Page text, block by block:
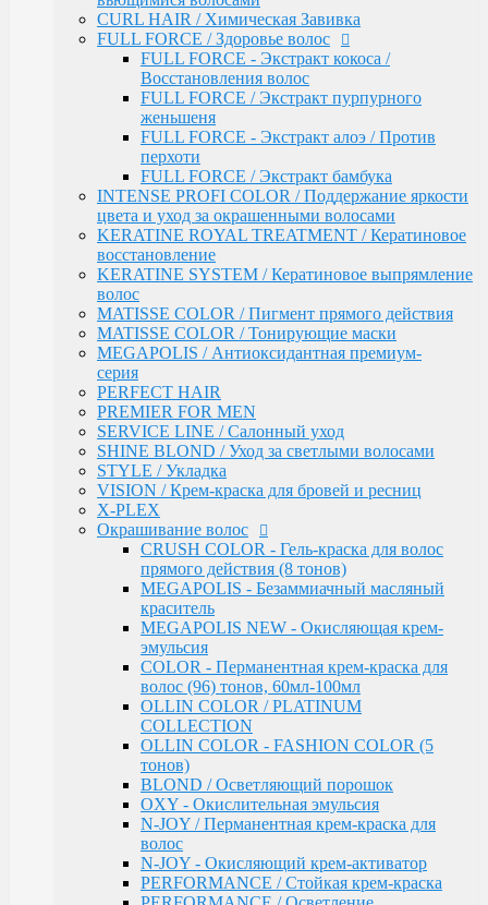
STYLE / Укладка
VISION / Крем-краска для бровей и ресниц
X-PLEX
Окрашивание волос
CRUSH COLOR - Гель-краска для волос
прямого действия (8 тонов)
MEGAPOLIS - Безаммиачный масляный
краситель
MEGAPOLIS NEW - Окисляющая крем-
эмульсия
COLOR - Перманентная крем-краска для
волос (96) тонов, 60мл-100мл
OLLIN COLOR / PLATINUM COLLECTION
OLLIN COLOR - FASHION COLOR (5
BLOND / Осветляющий порошок
OXY - Окислительная эмульсия
N-JOY / Перманентная крем-краска для
N-JOY - Окисляющий крем-активатор
PERFORMANCE / Стойкая крем-краска
PERFORMANCE / Осветление
PERFORMANCE / Окисляющая эмульсия
SILK TOUCH - Безаммиачный стойкий
краситель
SILK TOUCH - Безаммиачный
Осветляющий Крем
SILK TOUCH / Окисляющая Крем-Эмульсия
Fluid pre-color - Флюид-препигментатор
ARABIAN SPA / Сандал для волос и кожи голоаы
ARABIAN SPA / Сандал для тела
SKINCARE / Для лица
FAST SHADE / Краситель для волос и бороды
HAIR & BODY / Волосы & Тело
MY BEARD / Борода, Усы, Бритье
RE STYLE / Стайлинговые средства
Инструменты & Аксессуары
Парфюмерное мыло
Парфюмерия
Constant Delight
Repair / Для поврежденных волос
Лосьон для удаления красителя
5 Magic Oil / Уход и стайлинг
Fixing
Pre-Styling
CURL HAIR / Химическая Завивка
FULL FORCE / Здоровье волос
FULL FORCE - Экстракт кокоса /
Восстановления волос
FULL FORCE / Экстракт пурпурного
женьшеня
FULL FORCE - Экстракт алоэ / Против
перхоти
FULL FORCE / Экстракт бамбука
INTENSE PROFI COLOR / Поддержание яркости
цвета и уход за окрашенными волосами
KERATINE ROYAL TREATMENT / Кератиновое
восстановление
KERATINE SYSTEM / Кератиновое выпрямление
волос
MATISSE COLOR / Пигмент прямого действия
MATISSE COLOR / Тонирующие маски
MEGAPOLIS / Антиоксидантная премиум-
серия
PERFECT HAIR
PREMIER FOR MEN
SERVICE LINE / Салонный уход
SHINE BLOND / Уход за светлыми волосами
STYLE / Укладка
VISION / Крем-краска для бровей и ресниц
X-PLEX
Окрашивание волос
CRUSH COLOR - Гель-краска для волос
прямого действия (8 тонов)
MEGAPOLIS - Безаммиачный масляный
краситель
MEGAPOLIS NEW - Окисляющая крем-
эмульсия
COLOR - Перманентная крем-краска для
волос (96) тонов, 60мл-100мл
OLLIN COLOR / PLATINUM
COLLECTION
OLLIN COLOR - FASHION COLOR (5
тонов)
BLOND / Осветляющий порошок
OXY - Окислительная эмульсия
N-JOY / Перманентная крем-краска для
волос
N-JOY - Окисляющий крем-активатор
PERFORMANCE / Стойкая крем-краска